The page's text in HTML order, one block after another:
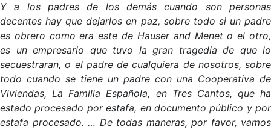
Y a los padres de los demás cuando son personas
decentes hay que dejarlos en paz, sobre todo si un padre
es obrero como era este de Hauser and Menet o el otro,
es un empresario que tuvo la gran tragedia de que lo
secuestraran, o el padre de cualquiera de nosotros, sobre
todo cuando se tiene un padre con una Cooperativa de
Viviendas, La Familia Española, en Tres Cantos, que ha
estado procesado por estafa, en documento público y por
estafa procesado. … De todas maneras, por favor, vamos